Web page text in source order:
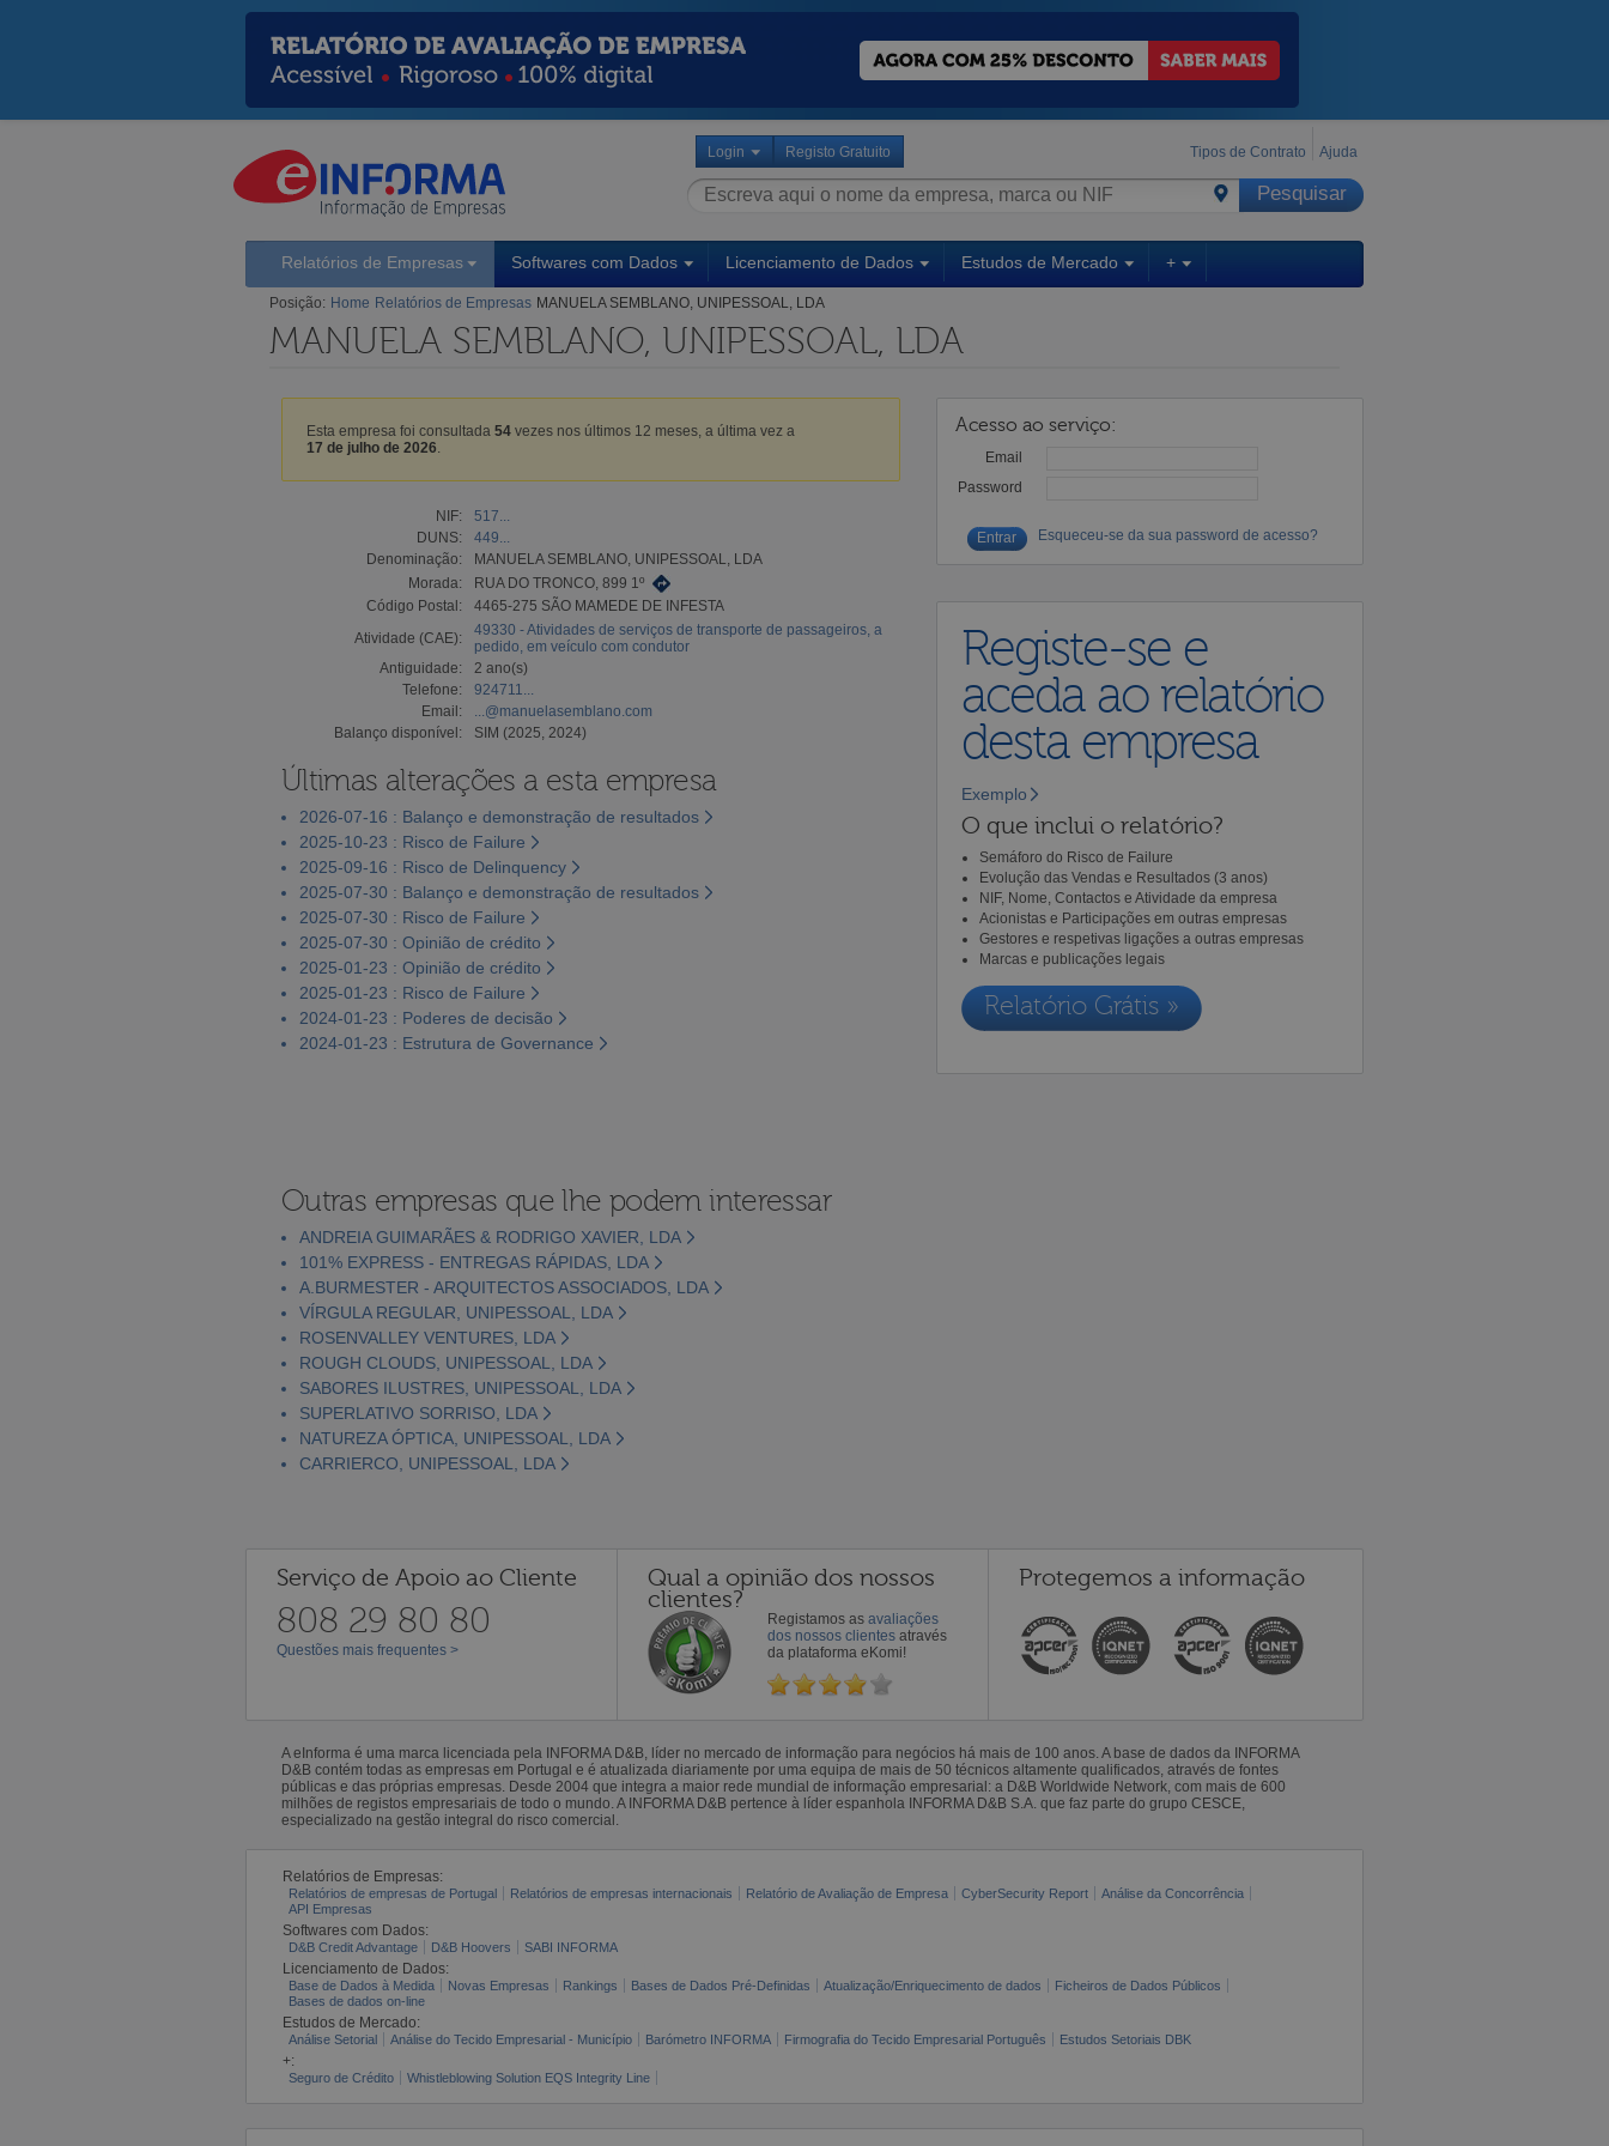
Login Registo Gratuito Tipos de Contrato Ajuda
Relatórios de Empresas Softwares com Dados Licenciamento de Dados Estudos de Mercado +
Posição: Home Relatórios de Empresas MANUELA SEMBLANO, UNIPESSOAL, LDA
MANUELA SEMBLANO, UNIPESSOAL, LDA
Esta empresa foi consultada 54 vezes nos últimos 12 meses, a última vez a
17 de julho de 2026
NIF:
517...
DUNS:
449...
Denominação:
MANUELA SEMBLANO, UNIPESSOAL, LDA
Morada:
RUA DO TRONCO, 899 1º
Código Postal:
4465-275 SÃO MAMEDE DE INFESTA
Atividade (CAE):
49330 - Atividades de serviços de transporte de passageiros, a
pedido, em veículo com condutor
Antiguidade:
2 ano(s)
Telefone:
924711...
Email:
...@manuelasemblano.com
Balanço disponível:
SIM (2025, 2024)
Últimas alterações a esta empresa
2026-07-16 : Balanço e demonstração de resultados
2025-10-23 : Risco de Failure
2025-09-16 : Risco de Delinquency
2025-07-30 : Balanço e demonstração de resultados
2025-07-30 : Risco de Failure
2025-07-30 : Opinião de crédito
2025-01-23 : Opinião de crédito
2025-01-23 : Risco de Failure
2024-01-23 : Poderes de decisão
2024-01-23 : Estrutura de Governance
Acesso ao serviço:
Email
Password
Esqueceu-se da sua password de acesso?
Registe-se e
aceda ao relatório
desta empresa
Exemplo
O que inclui o relatório?
Semáforo do Risco de Failure
Evolução das Vendas e Resultados (3 anos)
NIF, Nome, Contactos e Atividade da empresa
Acionistas e Participações em outras empresas
Gestores e respetivas ligações a outras empresas
Marcas e publicações legais
Relatório Grátis »
Outras empresas que lhe podem interessar
ANDREIA GUIMARÃES & RODRIGO XAVIER, LDA
101% EXPRESS - ENTREGAS RÁPIDAS, LDA
A.BURMESTER - ARQUITECTOS ASSOCIADOS, LDA
VÍRGULA REGULAR, UNIPESSOAL, LDA
ROSENVALLEY VENTURES, LDA
ROUGH CLOUDS, UNIPESSOAL, LDA
SABORES ILUSTRES, UNIPESSOAL, LDA
SUPERLATIVO SORRISO, LDA
NATUREZA ÓPTICA, UNIPESSOAL, LDA
CARRIERCO, UNIPESSOAL, LDA
Serviço de Apoio ao Cliente
808 29 80 80
Questões mais frequentes >
Qual a opinião dos nossos
clientes?
Registamos as avaliações
dos nossos clientes através
da plataforma eKomi!
Protegemos a informação
A eInforma é uma marca licenciada pela INFORMA D&B, líder no mercado de informação para negócios há mais de 100 anos. A base de dados da INFORMA
D&B contém todas as empresas em Portugal e é atualizada diariamente por uma equipa de mais de 50 técnicos altamente qualificados, através de fontes
públicas e das próprias empresas. Desde 2004 que integra a maior rede mundial de informação empresarial: a D&B Worldwide Network, com mais de 600
milhões de registos empresariais de todo o mundo. A INFORMA D&B pertence à líder espanhola INFORMA D&B S.A. que faz parte do grupo CESCE,
especializado na gestão integral do risco comercial.
Relatórios de Empresas:
Relatórios de empresas de Portugal Relatórios de empresas internacionais Relatório de Avaliação de Empresa CyberSecurity Report
Análise da Concorrência
API Empresas
Softwares com Dados:
D&B Credit Advantage D&B Hoovers SABI INFORMA
Licenciamento de Dados:
Base de Dados à Medida Novas Empresas Rankings Bases de Dados Pré-Definidas Atualização/Enriquecimento de dados
Ficheiros de Dados Públicos
Bases de dados on-line
Estudos de Mercado:
Análise Setorial Análise do Tecido Empresarial - Município Barómetro INFORMA Firmografia do Tecido Empresarial Português Estudos Setoriais DBK
+:
Seguro de Crédito Whistleblowing Solution EQS Integrity Line